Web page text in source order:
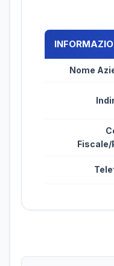
Nome
Fiscale/